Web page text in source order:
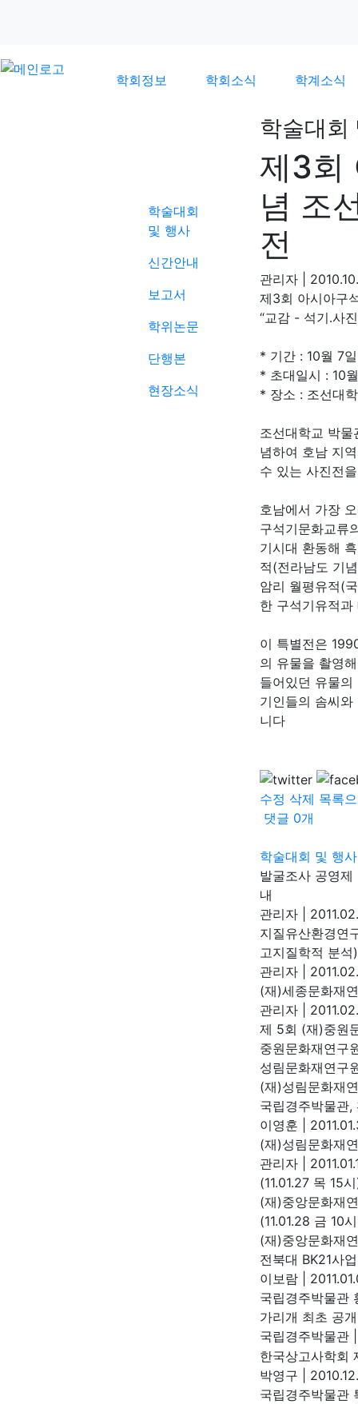
학회정보 학회소식 학계소식
학술대회
및 행사
신간안내
보고서
학위논문
단행본
현장소식
학술대회
제3회
념 조
전
관리자
제3회 아시아구
“교감 - 석기․사진
* 기간 : 10월 7
* 초대일시 : 10
* 장소 : 조선대
조선대학교 박
념하여 호남 지
수 있는 사진전
호남에서 가장
구석기문화교류
기시대 환동해
적(전라남도 기
암리 월평유적(
한 구석기유적
이 특별전은
의 유물을 촬영
들어있던 유물
기인들의 솜씨
니다
수정 삭제 목록
댓글 0개
학술대회 및 행사
발굴조사 공영제
내
관리자
지질유산환경연
고지질학적 분석)
관리자
(재)세종문화재
관리자
제 5회 (재)중원
중원문화재연구
성림문화재연구
(재)성림문화재
국립경주박물관
이영훈
(재)성림문화재
관리자
(11.01.27 목 15
(재)중앙문화재
(11.01.28 금 10
(재)중앙문화재
전북대 BK21사
이보람
국립경주박물관
가리개 최초 공개
국립경주박물관
한국상고사학회
박영구
국립경주박물관